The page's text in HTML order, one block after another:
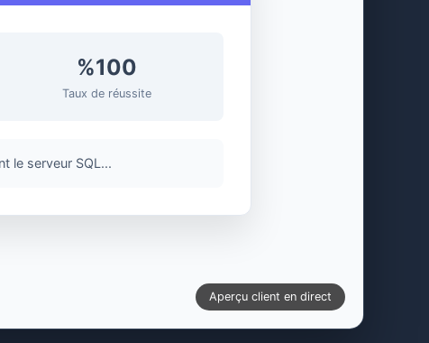
%100
Taux de réussite
le serveur SQL...
Aperçu client en direct